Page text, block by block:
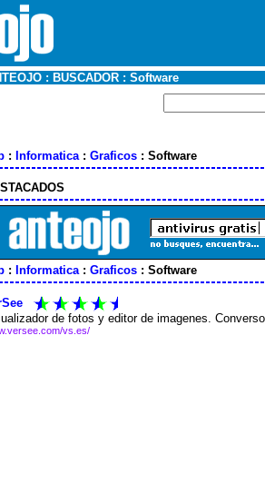
: BUSCADOR : Software
: Informatica: Graficos : Software
: Informatica: Graficos : Software
de fotos y editor de imagenes.
vs.es/